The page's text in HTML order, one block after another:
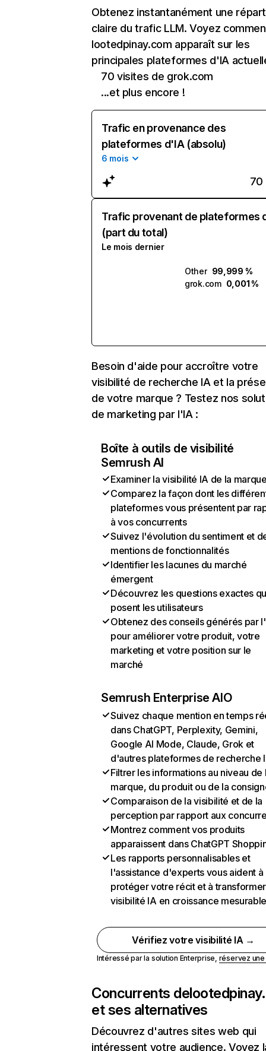
Obtenez instantanément une
claire du trafic LLM. Voyez
lootedpinay.com apparaît sur les
principales plateformes d'IA
70 visites de grok.com
...et plus encore !
Trafic en provenance des
plateformes d'IA (absolu)
6 mois
70
Trafic provenant de plateformes
(part du total)
Le mois dernier
Other 99,999 %
grok.com 0,001 %
Besoin d'aide pour accroître votre
visibilité de recherche IA et la
de votre marque ? Testez nos
de marketing par l'IA :
Boîte à outils de visibilité
Semrush AI
Examiner la visibilité IA de la
Comparez la façon dont les
plateformes vous présentent par
à vos concurrents
Suivez l'évolution du sentiment et
mentions de fonctionnalités
Identifier les lacunes du marché
émergent
Découvrez les questions exactes
posent les utilisateurs
Obtenez des conseils générés par
pour améliorer votre produit, votre
marketing et votre position sur le
marché
Semrush Enterprise AIO
Suivez chaque mention en temps
dans ChatGPT, Perplexity, Gemini,
Google AI Mode, Claude, Grok et
d'autres plateformes de recherche
Filtrer les informations au niveau de
marque, du produit ou de la
Comparaison de la visibilité et de la
perception par rapport aux
Montrez comment vos produits
apparaissent dans ChatGPT
Les rapports personnalisables et
l'assistance d'experts vous aident à
protéger votre récit et à
visibilité IA en croissance
Vérifiez votre visibilité IA →
Intéressé par la solution Enterprise, réservez
Concurrents de
et ses alternatives
Découvrez d'autres sites web qui
intéressent votre audience. Voyez